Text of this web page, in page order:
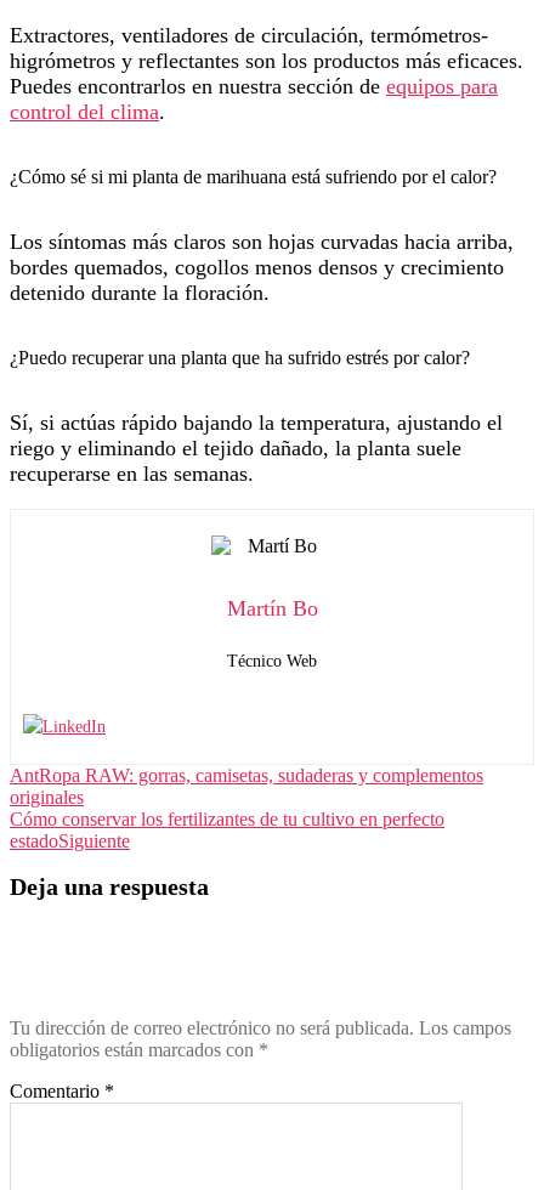
Extractores, ventiladores de circulación, termómetros-
higrómetros y reflectantes son los productos más eficaces.
Puedes encontrarlos en nuestra sección de equipos para
control del clima.
¿Cómo sé si mi planta de marihuana está sufriendo por el calor?
Los síntomas más claros son hojas curvadas hacia arriba,
bordes quemados, cogollos menos densos y crecimiento
detenido durante la floración.
¿Puedo recuperar una planta que ha sufrido estrés por calor?
Sí, si actúas rápido bajando la temperatura, ajustando el
riego y eliminando el tejido dañado, la planta suele
recuperarse en las semanas.
Martín Bo
Técnico Web
AntRopa RAW: gorras, camisetas, sudaderas y complementos
originales
Cómo conservar los fertilizantes de tu cultivo en perfecto
estadoSiguiente
Deja una respuesta
Tu dirección de correo electrónico no será publicada. Los campos
obligatorios están marcados con *
Comentario *